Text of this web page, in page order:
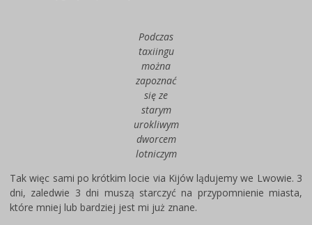
Podczas
taxiingu
można
zapoznać
się ze
starym
urokliwym
dworcem
lotniczym
Tak więc sami po krótkim locie via Kijów lądujemy we Lwowie. 3
dni, zaledwie 3 dni muszą starczyć na przypomnienie miasta,
które mniej lub bardziej jest mi już znane.